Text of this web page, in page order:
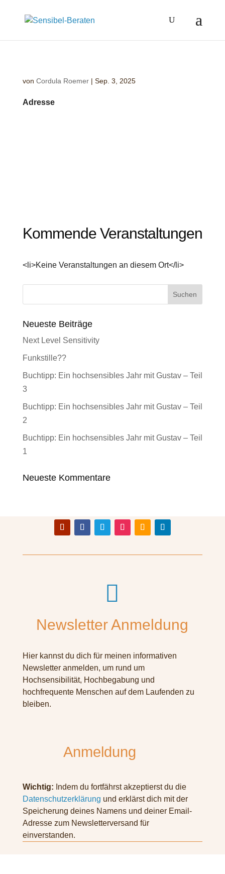
von Cordula Roemer| Sep. 3, 2025
Adresse
Kommende Veranstaltungen
<li>Keine Veranstaltungen an diesem Ort</li>
Neueste Beiträge
Next Level Sensitivity
Funkstille??
Buchtipp: Ein hochsensibles Jahr mit Gustav – Teil
3
Buchtipp: Ein hochsensibles Jahr mit Gustav – Teil
2
Buchtipp: Ein hochsensibles Jahr mit Gustav – Teil
1
Neueste Kommentare

Newsletter Anmeldung
Hier kannst du dich für meinen informativen
Newsletter anmelden, um rund um
Hochsensibilität, Hochbegabung und
hochfrequente Menschen auf dem Laufenden zu
bleiben.
Anmeldung
Wichtig: Indem du fortfährst akzeptierst du die
Datenschutzerklärung und erklärst dich mit der
Speicherung deines Namens und deiner Email-
Adresse zum Newsletterversand für
einverstanden.